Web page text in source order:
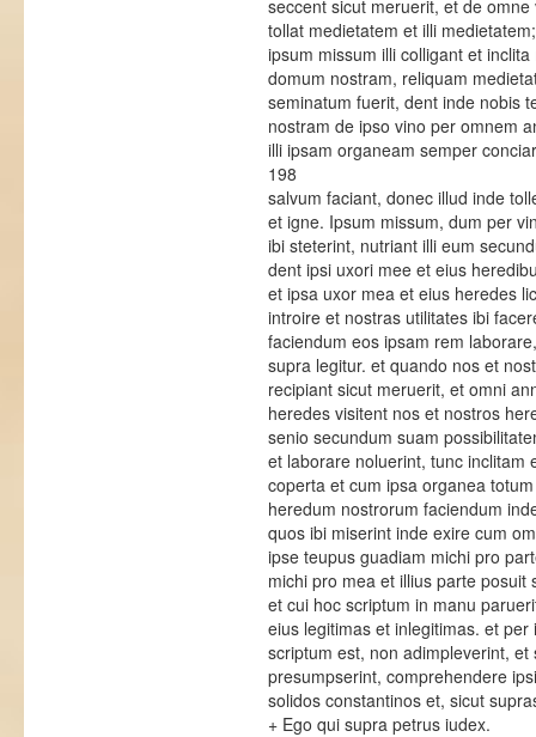
seccent sicut meruerit, et de
tollat medietatem et illi
ipsum missum illi colligant et
domum nostram, reliquam
seminatum fuerit, dent inde nobis
nostram de ipso vino per omnem
illi ipsam organeam semper
198
salvum faciant, donec illud inde
et igne. Ipsum missum, dum per
ibi steterint, nutriant illi eum
dent ipsi uxori mee et eius
et ipsa uxor mea et eius heredes
introire et nostras utilitates ibi
faciendum eos ipsam rem
supra legitur. et quando nos et
recipiant sicut meruerit, et omni
heredes visitent nos et nostros
senio secundum suam
et laborare noluerint, tunc inclitam
coperta et cum ipsa organea
heredum nostrorum faciendum
quos ibi miserint inde exire cum
ipse teupus guadiam michi pro
michi pro mea et illius parte
et cui hoc scriptum in manu
eius legitimas et inlegitimas. et
scriptum est, non adimpleverint,
presumpserint, comprehendere
solidos constantinos et, sicut
+ Ego qui supra petrus iudex.